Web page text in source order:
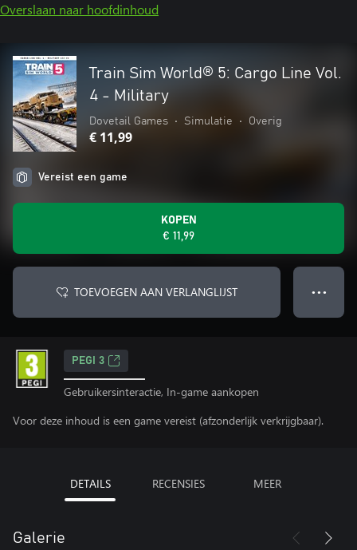
Overslaan naar hoofdinhoud
Train Sim World® 5: Cargo Line Vol.
4 - Military
Dovetail Games • Simulatie • Overig
€ 11,99
Vereist een game
KOPEN
€ 11,99
TOEVOEGEN AAN VERLANGLIJST ● ● ●
PEGI 3
Gebruikersinteractie, In-game aankopen
Voor deze inhoud is een game vereist (afzonderlijk verkrijgbaar).
DETAILS RECENSIES MEER
Galerie